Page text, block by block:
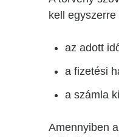
kell
az adott
a fizetési
a számla
Amennyiben